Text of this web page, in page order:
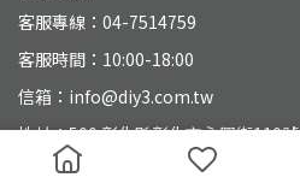
客服專線：04-7514759
客服時間：10:00-18:00
信箱：info@diy3.com.tw
地址：500 彰化縣彰化市永興街110號
統一編號：90804649